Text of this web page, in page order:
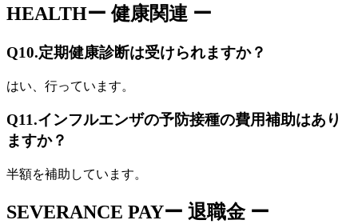
HEALTHー 健康関連 ー
Q10.定期健康診断は受けられますか？
はい、行っています。
Q11.インフルエンザの予防接種の費用補助はあり
ますか？
半額を補助しています。
SEVERANCE PAYー 退職金 ー